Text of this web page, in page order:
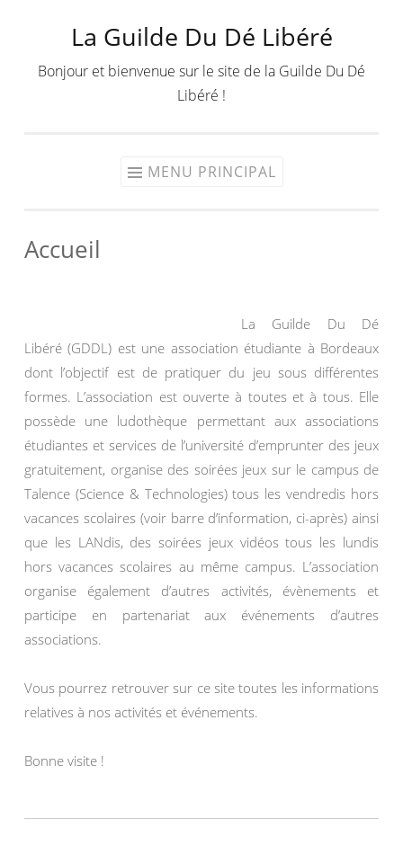
contenu
La Guilde Du Dé Libéré
Bonjour et bienvenue sur le site de la Guilde Du Dé
Libéré !
MENU PRINCIPAL
Accueil
La Guilde Du Dé
Libéré (GDDL) est une association étudiante à Bordeaux
dont l’objectif est de pratiquer du jeu sous différentes
formes. L’association est ouverte à toutes et à tous. Elle
possède une ludothèque permettant aux associations
étudiantes et services de l’université d’emprunter des jeux
gratuitement, organise des soirées jeux sur le campus de
Talence (Science & Technologies) tous les vendredis hors
vacances scolaires (voir barre d’information, ci-après) ainsi
que les LANdis, des soirées jeux vidéos tous les lundis
hors vacances scolaires au même campus. L’association
organise également d’autres activités, évènements et
participe en partenariat aux événements d’autres
associations.
Vous pourrez retrouver sur ce site toutes les informations
relatives à nos activités et événements.
Bonne visite !